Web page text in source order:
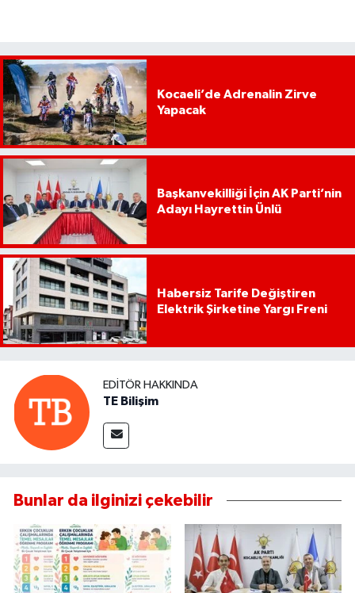
Kocaeli’de Adrenalin Zirve
Yapacak
Başkanvekilliği İçin AK Parti’nin
Adayı Hayrettin Ünlü
Habersiz Tarife Değiştiren
Elektrik Şirketine Yargı Freni
EDITÖR HAKKINDA
TE Bilişim
Bunlar da ilginizi çekebilir